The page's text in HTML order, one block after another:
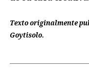
Texto originalmente
Goytisolo.